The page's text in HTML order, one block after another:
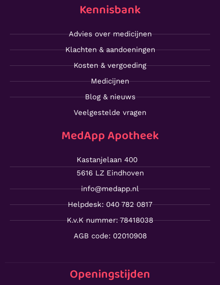
Kennisbank
Advies over medicijnen
Klachten & aandoeningen
Kosten & vergoeding
Medicijnen
Blog & nieuws
Veelgestelde vragen
MedApp Apotheek
Kastanjelaan 400
5616 LZ Eindhoven
info@medapp.nl
Helpdesk: 040 782 0817
K.v.K nummer: 78418038
AGB code: 02010908
Openingstijden